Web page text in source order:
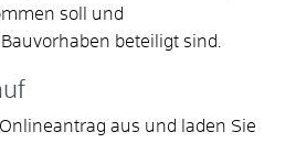
soll und
beteiligt sind.
aus und laden Sie